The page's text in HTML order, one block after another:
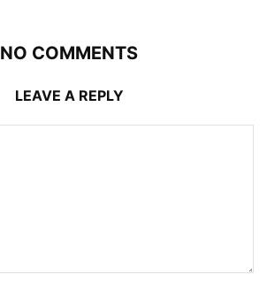
NO COMMENTS
LEAVE A REPLY